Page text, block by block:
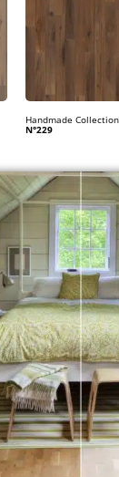
Handmade Collection
N°229